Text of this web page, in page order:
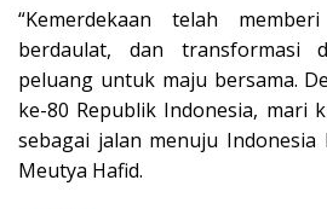
“Kemerdekaan telah
berdaulat, dan transformasi
peluang untuk maju bersama.
ke-80 Republik Indonesia, mari
sebagai jalan menuju Indonesia
Meutya Hafid.